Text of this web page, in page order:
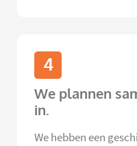
4
We plannen
in.
We hebben een